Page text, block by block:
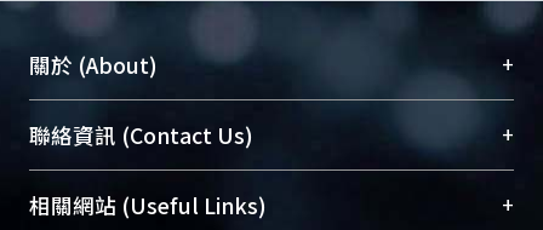
關於 (About) +
臺大位居世界頂尖大學之列，為永久珍藏及向國際
展現本校豐碩的研究成果及學術能量，圖書館整合
機構典藏（NTUR）與學術庫（AH）不同功能平
聯絡資訊 (Contact Us) +
總館學科館員(Main Library)
相關網站 (Useful Links) +